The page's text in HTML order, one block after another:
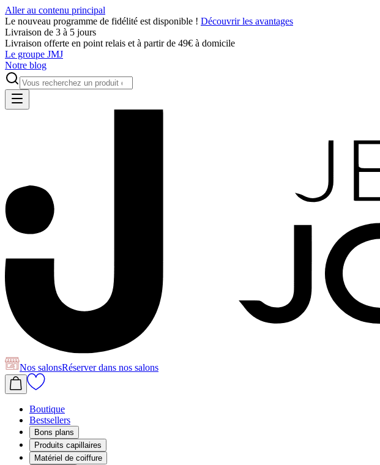
Aller au contenu principal
Le nouveau programme de fidélité est disponible ! Découvrir les avantages
Livraison de 3 à 5 jours
Livraison offerte en point relais et à partir de 49€ à domicile
Le groupe JMJ
Notre blog
Nos salonsRéserverdans nos salons
Boutique
Bestsellers
Bons plans
Produits capillaires
Matériel de coiffure